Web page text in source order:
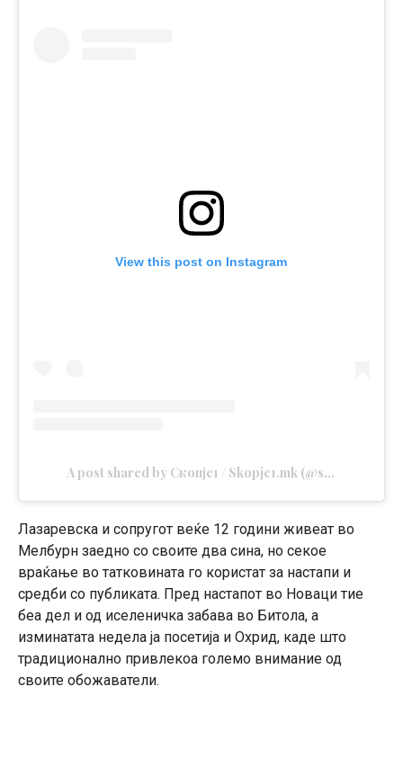
View this post on Instagram
A post shared by Скопје1 / Skopje1.mk (@skopje1mk)
Лазаревска и сопругот веќе 12 години живеат во
Мелбурн заедно со своите два сина, но секое
враќање во татковината го користат за настапи и
средби со публиката. Пред настапот во Новаци тие
беа дел и од иселеничка забава во Битола, а
изминатата недела ја посетија и Охрид, каде што
традиционално привлекоа големо внимание од
своите обожаватели.